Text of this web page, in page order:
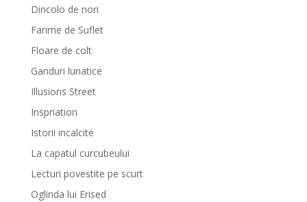
Dincolo de nori
Farime de Suflet
Floare de colt
Ganduri lunatice
Illusions Street
Inspriation
Istorii incalcite
La capatul curcubeului
Lecturi povestite pe scurt
Oglinda lui Erised